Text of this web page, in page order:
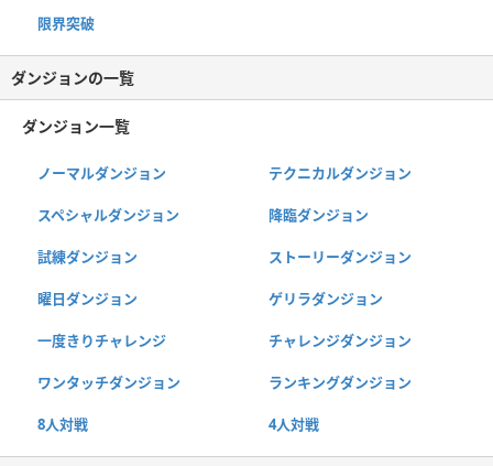
限界突破
ダンジョンの一覧
ダンジョン一覧
ノーマルダンジョン テクニカルダンジョン
スペシャルダンジョン 降臨ダンジョン
試練ダンジョン ストーリーダンジョン
曜日ダンジョン ゲリラダンジョン
一度きりチャレンジ チャレンジダンジョン
ワンタッチダンジョン ランキングダンジョン
8人対戦 4人対戦